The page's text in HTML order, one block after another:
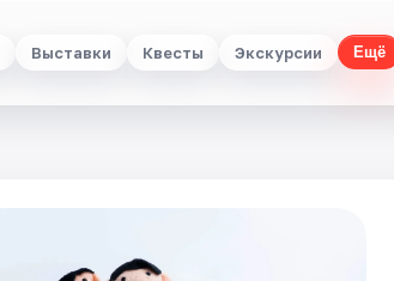
Выставки Квесты Экскурсии Ещё